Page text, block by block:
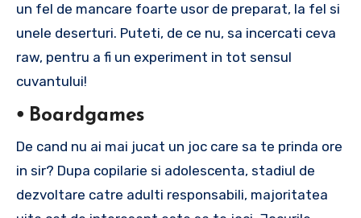
un fel de mancare foarte usor de preparat, la fel si
unele deserturi. Puteti, de ce nu, sa incercati ceva
raw, pentru a fi un experiment in tot sensul
cuvantului!
⦁ Boardgames
De cand nu ai mai jucat un joc care sa te prinda ore
in sir? Dupa copilarie si adolescenta, stadiul de
dezvoltare catre adulti responsabili, majoritatea